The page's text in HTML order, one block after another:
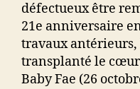
défectueux être
21e anniversaire
travaux
transplanté le cœur
Baby Fae (26